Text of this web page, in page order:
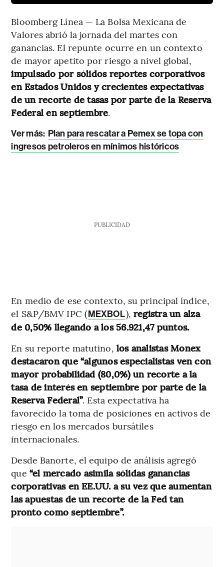
Bloomberg Línea — La Bolsa Mexicana de
Valores abrió la jornada del martes con
ganancias. El repunte ocurre en un contexto
de mayor apetito por riesgo a nivel global,
impulsado por sólidos reportes corporativos
en Estados Unidos y crecientes expectativas
de un recorte de tasas por parte de la Reserva
Federal en septiembre.
Ver más: Plan para rescatar a Pemex se topa con
ingresos petroleros en mínimos históricos
PUBLICIDAD
En medio de ese contexto, su principal índice,
el S&P/BMV IPC (MEXBOL), registra un alza
de 0,50% llegando a los 56.921,47 puntos.
En su reporte matutino, los analistas Monex
destacaron que “algunos especialistas ven con
mayor probabilidad (80,0%) un recorte a la
tasa de interés en septiembre por parte de la
Reserva Federal”. Esta expectativa ha
favorecido la toma de posiciones en activos de
riesgo en los mercados bursátiles
internacionales.
Desde Banorte, el equipo de análisis agregó
que “el mercado asimila sólidas ganancias
corporativas en EE.UU. a su vez que aumentan
las apuestas de un recorte de la Fed tan
pronto como septiembre”.